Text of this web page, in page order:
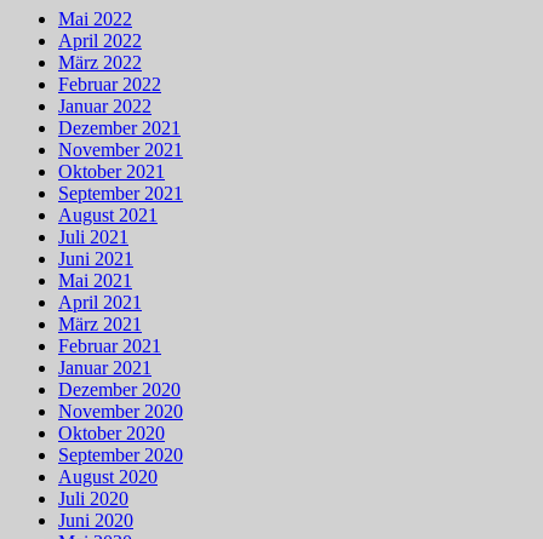
Mai 2022
April 2022
März 2022
Februar 2022
Januar 2022
Dezember 2021
November 2021
Oktober 2021
September 2021
August 2021
Juli 2021
Juni 2021
Mai 2021
April 2021
März 2021
Februar 2021
Januar 2021
Dezember 2020
November 2020
Oktober 2020
September 2020
August 2020
Juli 2020
Juni 2020